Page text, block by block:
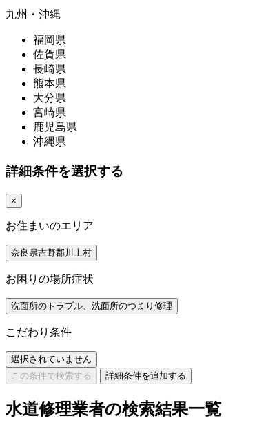
九州・沖縄
福岡県
佐賀県
長崎県
熊本県
大分県
宮崎県
鹿児島県
沖縄県
詳細条件を選択する
×
お住まいのエリア
奈良県吉野郡川上村
お困りの場所症状
洗面所のトラブル、洗面所のつまり修理
こだわり条件
選択されていません
この条件で検索する
詳細条件を追加する
水道修理業者の検索結果一覧